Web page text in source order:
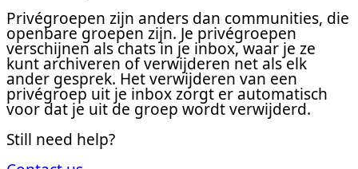
Privégroepen zijn anders dan communities, die
openbare groepen zijn. Je privégroepen
verschijnen als chats in je inbox, waar je ze
kunt archiveren of verwijderen net als elk
ander gesprek. Het verwijderen van een
privégroep uit je inbox zorgt er automatisch
voor dat je uit de groep wordt verwijderd.
Still need help?